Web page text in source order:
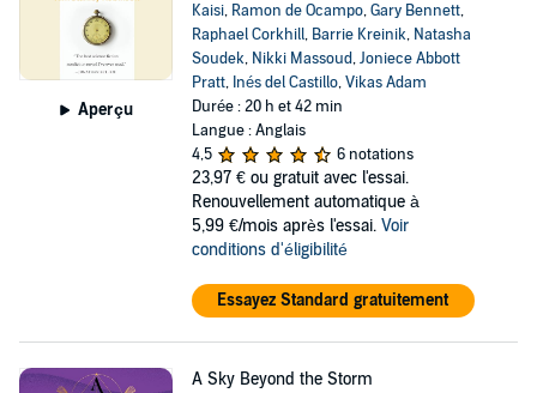
Aperçu
Kaisi, Ramon de Ocampo,Gary Bennett,
Raphael Corkhill, Barrie Kreinik, Natasha
Soudek, Nikki Massoud,Joniece Abbott
Pratt, Inés del Castillo,Vikas Adam
Durée : 20 h et 42 min
Langue : Anglais
4,5
6 notations
23,97 € ou gratuit avec l'essai.
Renouvellement automatique à
5,99 €/mois après l'essai. Voir
conditions d'éligibilité
Essayez Standard gratuitement
A Sky Beyond the Storm